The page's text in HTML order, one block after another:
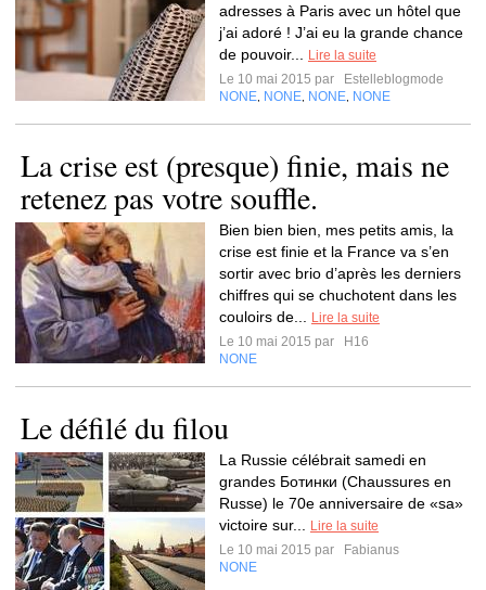
adresses à Paris avec un hôtel que
j’ai adoré ! J’ai eu la grande chance
de pouvoir...
Lire la suite
Le 10 mai 2015 par
Estelleblogmode
NONE NONE NONE NONE
La crise est (presque) finie, mais ne
retenez pas votre souffle.
Bien bien bien, mes petits amis, la
crise est finie et la France va s’en
sortir avec brio d’après les derniers
chiffres qui se chuchotent dans les
couloirs de...
Lire la suite
Le 10 mai 2015 par
H16
NONE
Le défilé du filou
La Russie célébrait samedi en
grandes Ботинки (Chaussures en
Russe) le 70e anniversaire de «sa»
victoire sur...
Lire la suite
Le 10 mai 2015 par
Fabianus
NONE